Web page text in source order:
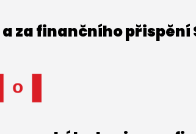
za finančního